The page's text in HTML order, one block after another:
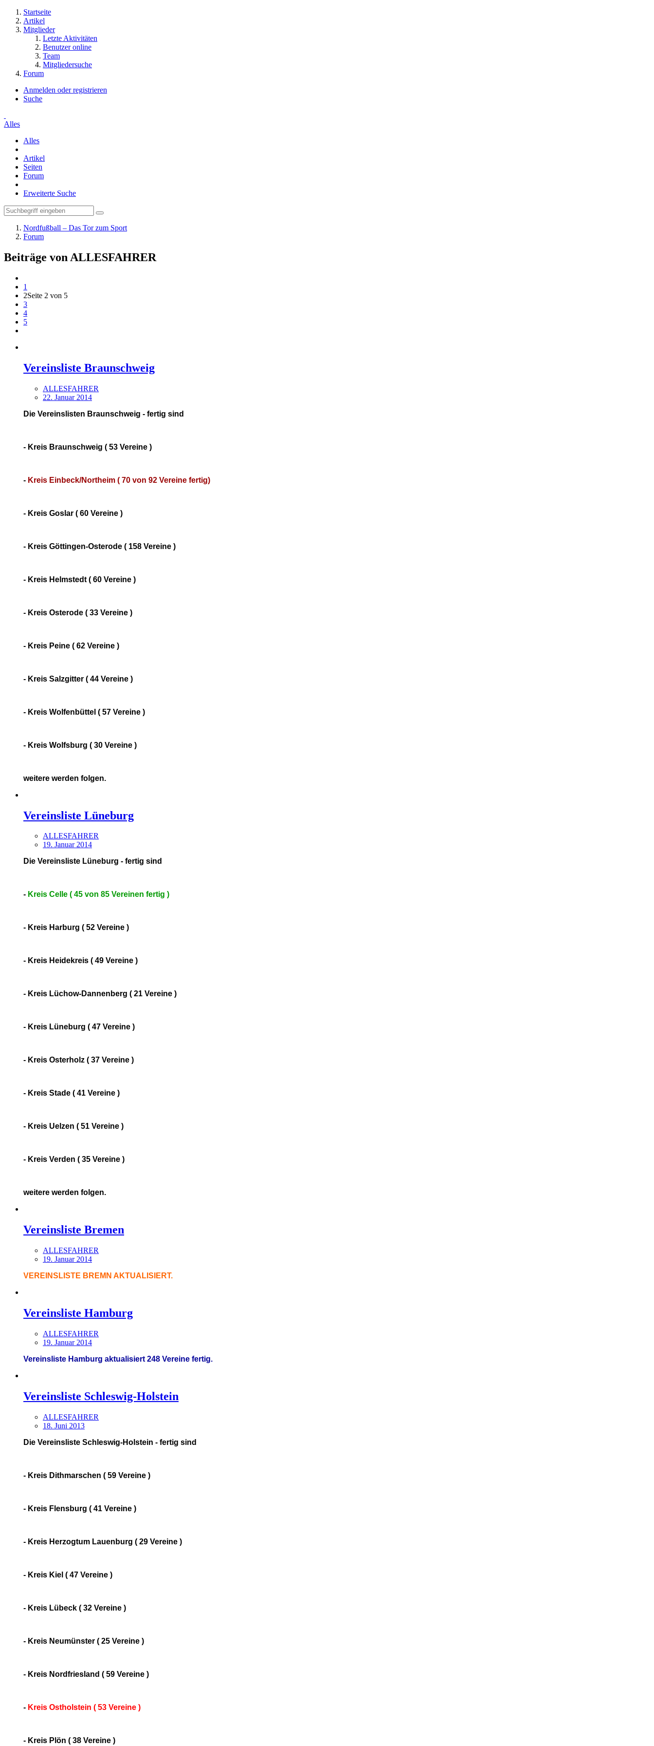
Startseite
Artikel
Mitglieder
Letzte Aktivitäten
Benutzer online
Team
Mitgliedersuche
Forum
Anmelden oder registrieren
Suche
Alles
Alles
Artikel
Seiten
Forum
Erweiterte Suche
Nordfußball – Das Tor zum Sport
Forum
Beiträge von ALLESFAHRER
1
2Seite 2 von 5
3
4
5
Vereinsliste Braunschweig
ALLESFAHRER
22. Januar 2014
Die Vereinslisten Braunschweig - fertig sind
- Kreis Braunschweig ( 53 Vereine )
- Kreis Einbeck/Northeim ( 70 von 92 Vereine fertig)
- Kreis Goslar ( 60 Vereine )
- Kreis Göttingen-Osterode ( 158 Vereine )
- Kreis Helmstedt ( 60 Vereine )
- Kreis Osterode ( 33 Vereine )
- Kreis Peine ( 62 Vereine )
- Kreis Salzgitter ( 44 Vereine )
- Kreis Wolfenbüttel ( 57 Vereine )
- Kreis Wolfsburg ( 30 Vereine )
weitere werden folgen.
Vereinsliste Lüneburg
ALLESFAHRER
19. Januar 2014
Die Vereinsliste Lüneburg - fertig sind
- Kreis Celle ( 45 von 85 Vereinen fertig )
- Kreis Harburg ( 52 Vereine )
- Kreis Heidekreis ( 49 Vereine )
- Kreis Lüchow-Dannenberg ( 21 Vereine )
- Kreis Lüneburg ( 47 Vereine )
- Kreis Osterholz ( 37 Vereine )
- Kreis Stade ( 41 Vereine )
- Kreis Uelzen ( 51 Vereine )
- Kreis Verden ( 35 Vereine )
weitere werden folgen.
Vereinsliste Bremen
ALLESFAHRER
19. Januar 2014
VEREINSLISTE BREMN AKTUALISIERT.
Vereinsliste Hamburg
ALLESFAHRER
19. Januar 2014
Vereinsliste Hamburg aktualisiert 248 Vereine fertig.
Vereinsliste Schleswig-Holstein
ALLESFAHRER
18. Juni 2013
Die Vereinsliste Schleswig-Holstein - fertig sind
- Kreis Dithmarschen ( 59 Vereine )
- Kreis Flensburg ( 41 Vereine )
- Kreis Herzogtum Lauenburg ( 29 Vereine )
- Kreis Kiel ( 47 Vereine )
- Kreis Lübeck ( 32 Vereine )
- Kreis Neumünster ( 25 Vereine )
- Kreis Nordfriesland ( 59 Vereine )
- Kreis Ostholstein ( 53 Vereine )
- Kreis Plön ( 38 Vereine )